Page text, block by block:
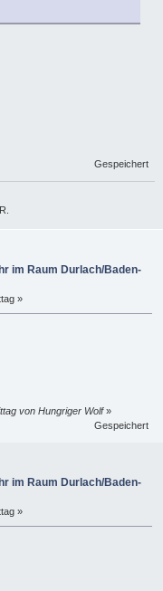
Gespeichert
im Raum Durlach/Baden-
»
von Hungriger Wolf»
Gespeichert
im Raum Durlach/Baden-
»